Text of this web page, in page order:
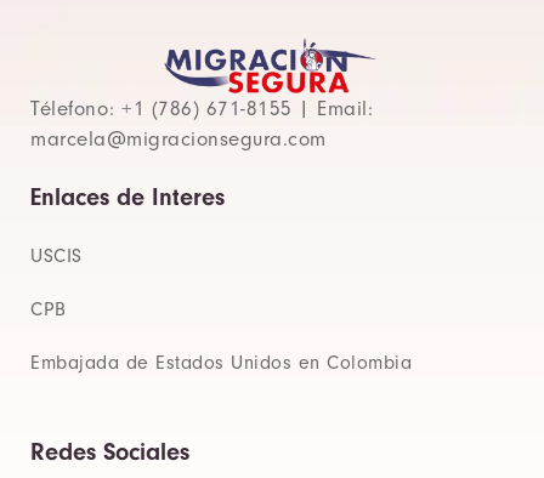
Télefono: +1 (786) 671-8155 | Email:
marcela@migracionsegura.com
Enlaces de Interes
USCIS
CPB
Embajada de Estados Unidos en Colombia
Redes Sociales